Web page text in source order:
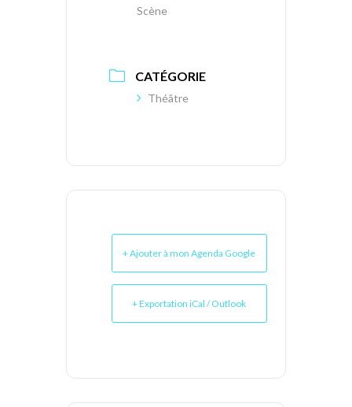
Scène
CATÉGORIE
Théâtre
+ Ajouter à mon Agenda Google
+ Exportation iCal / Outlook